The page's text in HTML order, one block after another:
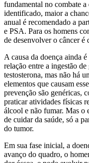
fundamental no combate
identificado, maior a
anual é recomendado a
e PSA. Para os homens
de desenvolver o câncer é
A causa da doença ainda
relação entre a ingestão
testosterona, mas não há
elementos que causam
prevenção são genéricas,
praticar atividades físicas
álcool e não fumar. Mas o
de cuidar da saúde, só a
do tumor.
Em sua fase inicial, a
avanço do quadro, o